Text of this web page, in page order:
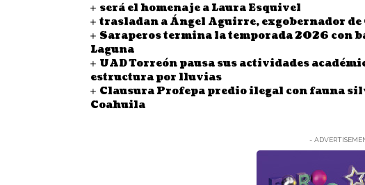
será el homenaje a Laura Esquivel
trasladan a Ángel Aguirre, exgobernador
Saraperos termina la temporada 2026 con
Laguna
UAD Torreón pausa sus actividades
estructura por lluvias
Clausura Profepa predio ilegal con fauna
Coahuila
-